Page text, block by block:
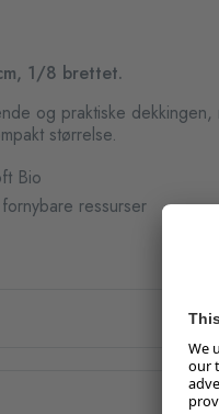
1/8 brettet.
og praktiske
størrelse.
Bio
ressurser